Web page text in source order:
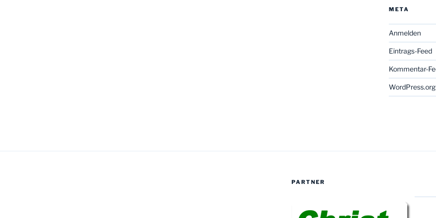
META
Anmelden
Eintrags-Feed
Kommentar-
WordPress.org
PARTNER